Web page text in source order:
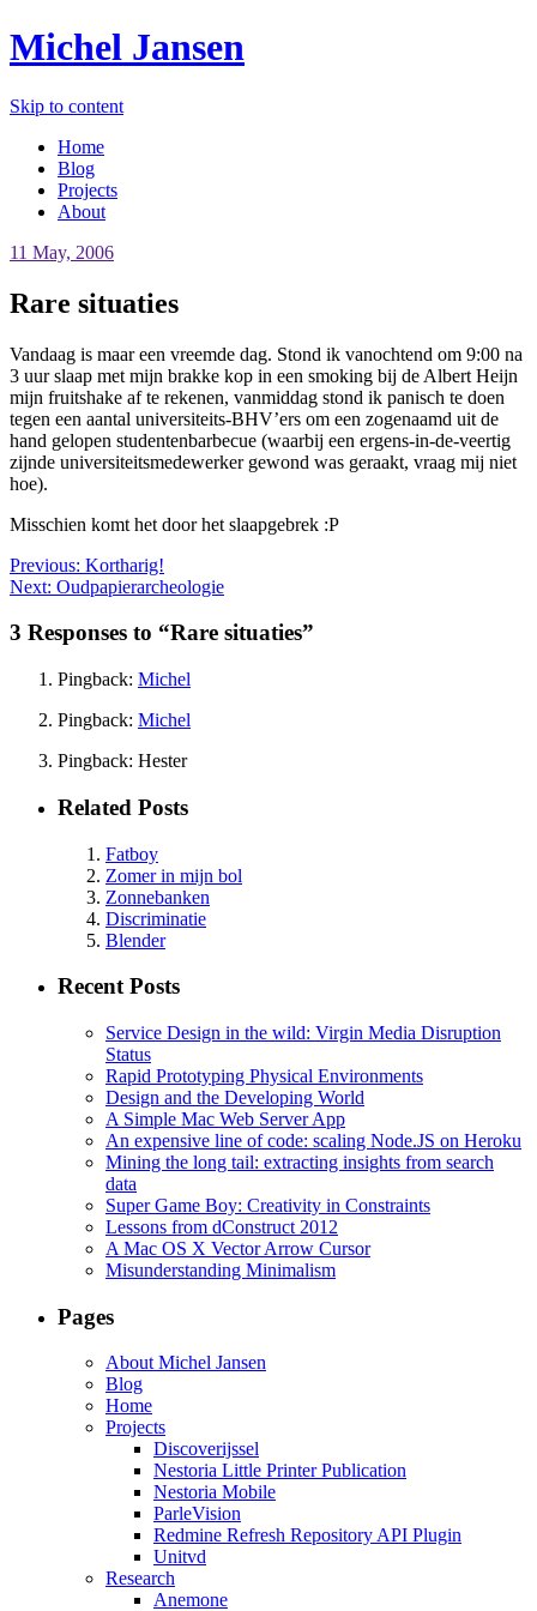
Michel Jansen
Skip to content
Home
Blog
Projects
About
11 May, 2006
Rare situaties
Vandaag is maar een vreemde dag. Stond ik vanochtend om 9:00 na
3 uur slaap met mijn brakke kop in een smoking bij de Albert Heijn
mijn fruitshake af te rekenen, vanmiddag stond ik panisch te doen
tegen een aantal universiteits-BHV’ers om een zogenaamd uit de
hand gelopen studentenbarbecue (waarbij een ergens-in-de-veertig
zijnde universiteitsmedewerker gewond was geraakt, vraag mij niet
hoe).
Misschien komt het door het slaapgebrek :P
Previous: Kortharig!
Next: Oudpapierarcheologie
3 Responses to “Rare situaties”
Pingback: Michel
Pingback: Michel
Pingback: Hester
Related Posts
Fatboy
Zomer in mijn bol
Zonnebanken
Discriminatie
Blender
Recent Posts
Service Design in the wild: Virgin Media Disruption
Status
Rapid Prototyping Physical Environments
Design and the Developing World
A Simple Mac Web Server App
An expensive line of code: scaling Node.JS on Heroku
Mining the long tail: extracting insights from search
data
Super Game Boy: Creativity in Constraints
Lessons from dConstruct 2012
A Mac OS X Vector Arrow Cursor
Misunderstanding Minimalism
Pages
About Michel Jansen
Blog
Home
Projects
Discoverijssel
Nestoria Little Printer Publication
Nestoria Mobile
ParleVision
Redmine Refresh Repository API Plugin
Unitvd
Research
Anemone